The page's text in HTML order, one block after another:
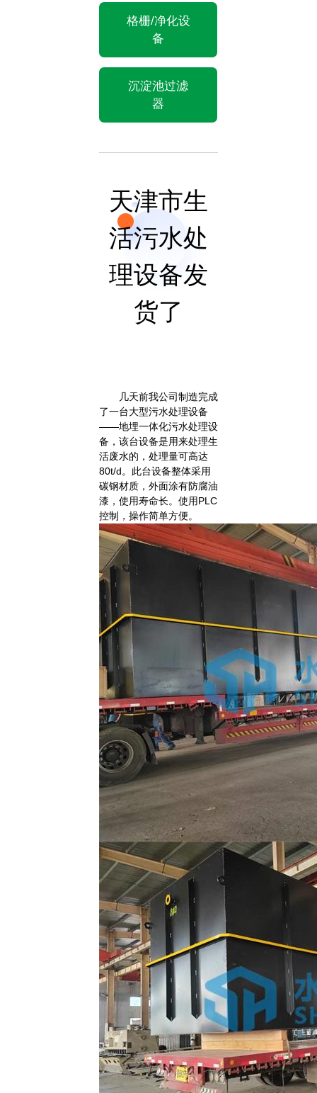
格栅/净化设
备
沉淀池过滤
器
天津市生
活污水处
理设备发
货了
几天前我公司制造完成
了一台大型污水处理设备
——地埋一体化污水处理设
备，该台设备是用来处理生
活废水的，处理量可高达
80t/d。此台设备整体采用
碳钢材质，外面涂有防腐油
漆，使用寿命长。使用PLC
控制，操作简单方便。